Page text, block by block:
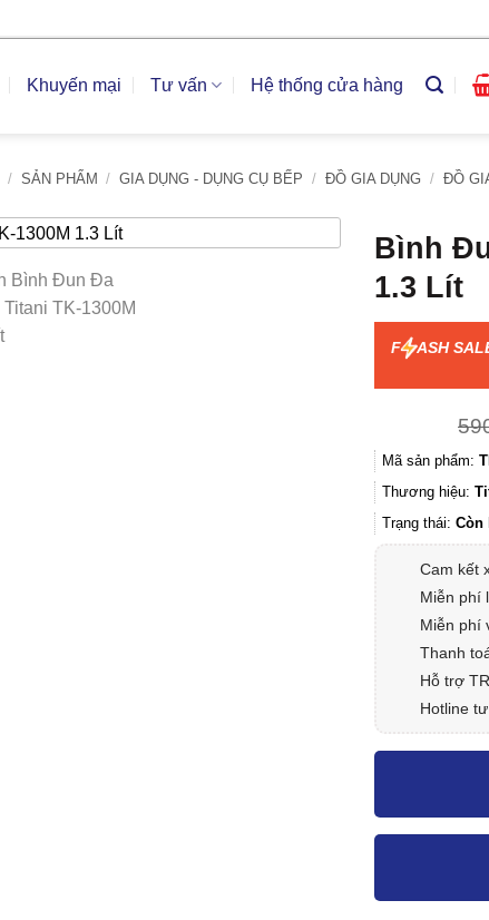
Khuyến mại Tư vấn Hệ thống cửa hàng
/ SẢN PHẨM / GIA DỤNG - DỤNG CỤ BẾP / ĐỒ GIA DỤNG / ĐỒ
Bình
1.3 Lít
F ASH
Mã sản phẩm:
Thương hiệu:
Trạng thái: Còn
Cam kết
Miễn phí
Miễn phí
Thanh
Hỗ trợ
Hotline